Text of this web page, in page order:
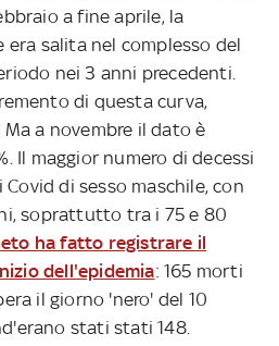
a fine aprile, la
salita nel complesso del
nei 3 anni precedenti.
di questa curva,
a novembre il dato è
Il maggior numero di decessi
di sesso maschile, con
soprattutto tra i 75 e 80
ha fatto registrare il
dell'epidemia: 165 morti
il giorno 'nero' del 10
stati stati 148.